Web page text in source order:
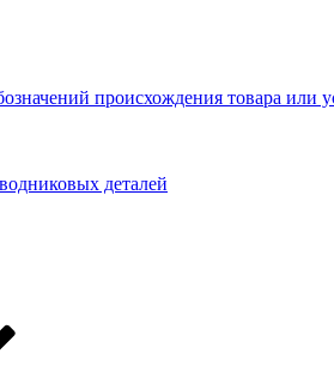
происхождения товара или
деталей